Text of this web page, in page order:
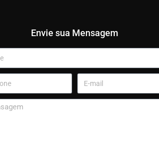
Envie sua Mensagem